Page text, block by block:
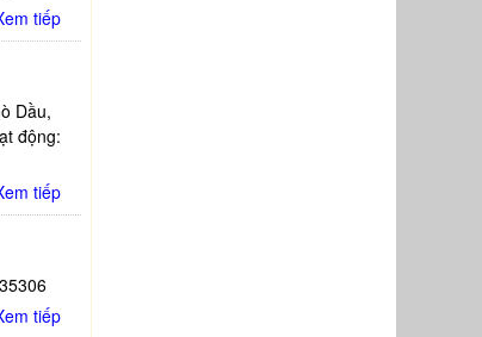
tiếp
Dầu,
động:
tiếp
tiếp